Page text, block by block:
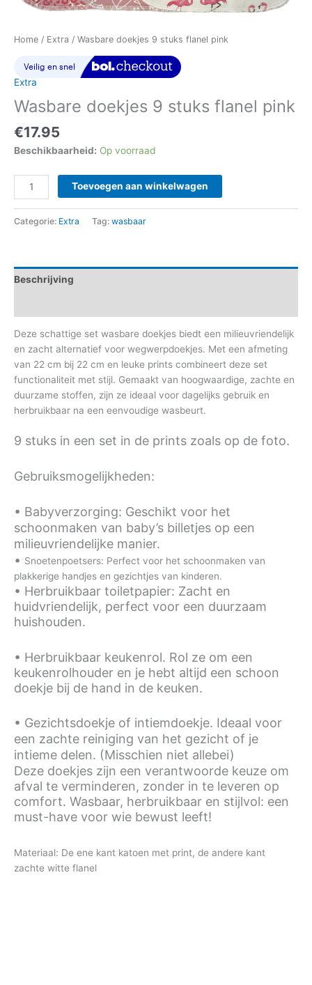
Home / Extra / Wasbare doekjes 9 stuks flanel pink
Extra
Wasbare doekjes 9 stuks flanel pink
€17.95
Beschikbaarheid: Op voorraad
Toevoegen aan winkelwagen
Categorie: Extra Tag: wasbaar
Beschrijving
Deze schattige set wasbare doekjes biedt een milieuvriendelijk
en zacht alternatief voor wegwerpdoekjes. Met een afmeting
van 22 cm bij 22 cm en leuke prints combineert deze set
functionaliteit met stijl. Gemaakt van hoogwaardige, zachte en
duurzame stoffen, zijn ze ideaal voor dagelijks gebruik en
herbruikbaar na een eenvoudige wasbeurt.
9 stuks in een set in de prints zoals op de foto.
Gebruiksmogelijkheden:
• Babyverzorging: Geschikt voor het
schoonmaken van baby’s billetjes op een
milieuvriendelijke manier.
• Snoetenpoetsers: Perfect voor het schoonmaken van
plakkerige handjes en gezichtjes van kinderen.
• Herbruikbaar toiletpapier: Zacht en
huidvriendelijk, perfect voor een duurzaam
huishouden.
• Herbruikbaar keukenrol. Rol ze om een
keukenrolhouder en je hebt altijd een schoon
doekje bij de hand in de keuken.
• Gezichtsdoekje of intiemdoekje. Ideaal voor
een zachte reiniging van het gezicht of je
intieme delen. (Misschien niet allebei)
Deze doekjes zijn een verantwoorde keuze om
afval te verminderen, zonder in te leveren op
comfort. Wasbaar, herbruikbaar en stijlvol: een
must-have voor wie bewust leeft!
Materiaal: De ene kant katoen met print, de andere kant
zachte witte flanel